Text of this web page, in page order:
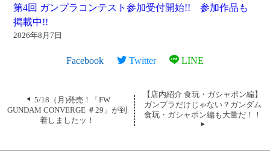
第4回 ガンプラコンテスト参加受付開始!! 参加作品も
掲載中!!
2026年8月7日
Facebook Twitter LINE
5/18（月)発売！「FW
GUNDAM CONVERGE ＃29」が到
着しましたッ！
【店内紹介 食玩・ガシャポン編】
ガンプラだけじゃない？ガンダム
食玩・ガシャポン編も大量だ！！